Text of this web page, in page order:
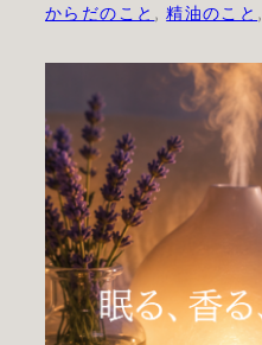
からだのこと , 精油のこと ,